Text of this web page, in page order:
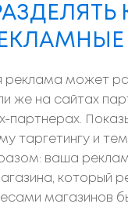
реклама может
же на сайтах
партнерах.
таргетингу и
ваша
который
магазинов